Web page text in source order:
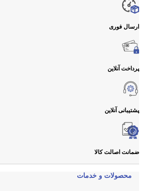
ارسال فوری
پرداخت آنلاین
پشتیبانی آنلاین
ضمانت اصالت کالا
محصولات و خدمات